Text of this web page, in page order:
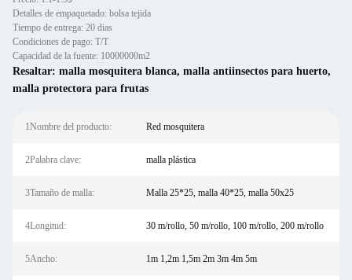
Detalles de empaquetado: bolsa tejida
Tiempo de entrega: 20 dias
Condiciones de pago: T/T
Capacidad de la fuente: 10000000m2
Resaltar: malla mosquitera blanca, malla antiinsectos para huerto,
malla protectora para frutas
1Nombre del producto: Red mosquitera
2Palabra clave: malla plástica
3Tamaño de malla: Malla 25*25, malla 40*25, malla 50x25
4Longitud: 30 m/rollo, 50 m/rollo, 100 m/rollo, 200 m/rollo
5Ancho: 1m 1,2m 1,5m 2m 3m 4m 5m